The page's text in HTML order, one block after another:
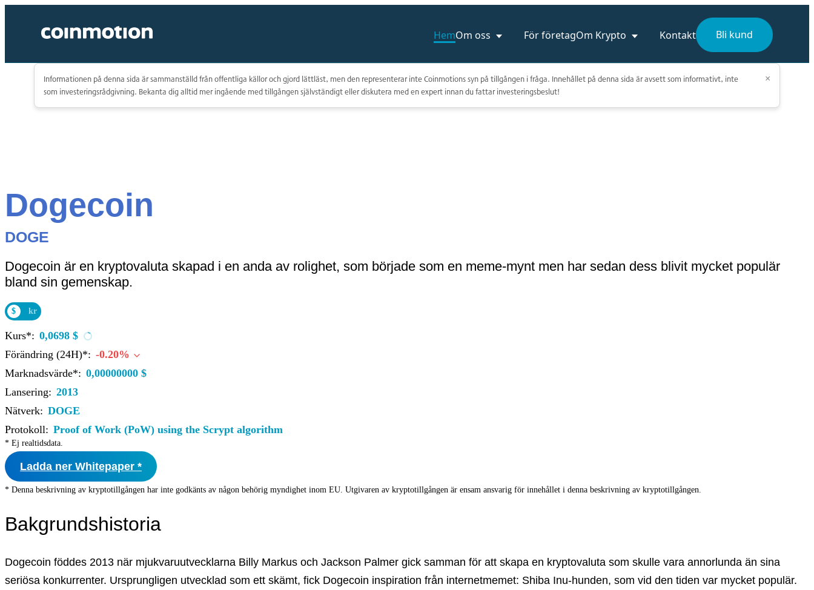
HemOm oss För företagOm Krypto Kontakt Bli kund
Informationen på denna sida är sammanställd från offentliga källor och gjord lättläst, men den representerar inte Coinmotions syn på tillgången i fråga. Innehållet på denna sida är avsett som informativt, inte
som investeringsrådgivning. Bekanta dig alltid mer ingående med tillgången självständigt eller diskutera med en expert innan du fattar investeringsbeslut!
×
Dogecoin
DOGE
Dogecoin är en kryptovaluta skapad i en anda av rolighet, som började som en meme-mynt men har sedan dess blivit mycket populär
bland sin gemenskap.
$ kr
Kurs*: 0,0698 $
Förändring (24H)*: -0.20%
Marknadsvärde*: 0,00000000 $
Lansering: 2013
Nätverk: DOGE
Protokoll: Proof of Work (PoW) using the Scrypt algorithm
* Ej realtidsdata.
Ladda ner Whitepaper *
* Denna beskrivning av kryptotillgången har inte godkänts av någon behörig myndighet inom EU. Utgivaren av kryptotillgången är ensam ansvarig för innehållet i denna beskrivning av kryptotillgången.
Bakgrundshistoria
Dogecoin föddes 2013 när mjukvaruutvecklarna Billy Markus och Jackson Palmer gick samman för att skapa en kryptovaluta som skulle vara annorlunda än sina
seriösa konkurrenter. Ursprungligen utvecklad som ett skämt, fick Dogecoin inspiration från internetmemet: Shiba Inu-hunden, som vid den tiden var mycket populär.